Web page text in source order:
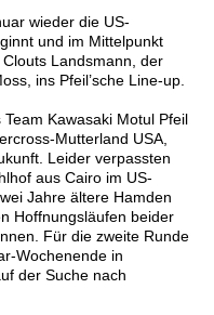
wieder die US-
und im Mittelpunkt
Landsmann, der
ins Pfeil’sche Line-up.
Kawasaki Motul Pfeil
Mutterland USA,
Leider verpassten
aus Cairo im US-
Jahre ältere Hamden
Hoffnungsläufen beider
Für die zweite Runde
Wochenende in
der Suche nach